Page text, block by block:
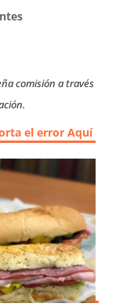
comisión a través
el error Aquí